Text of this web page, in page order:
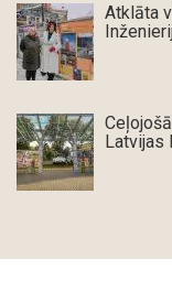
Atklāta
Latvijas